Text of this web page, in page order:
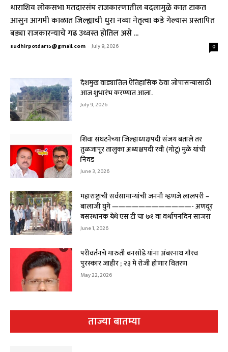
धाराशिव लोकसभा मतदारसंघ राजकारणातील बदलामुळे कात टाकत
आसुन आगमी काळात जिल्ह्याची धुरा नव्या नेतृत्वा कडे गेल्यास प्रस्तापित
बड्या राजकारन्याचे गढ उध्वस्त होतिल असे ...
sudhirpotdar15@gmail.com - July 9, 2026 0
देशमुख वाड्यातिल ऐतिहासिक ठेवा जोपासन्यासाठी
आज शुभारंभ करण्यात आला.
July 9, 2026
शिवा संघटनेच्या जिल्हाध्यक्षपदी संजय बताले तर
तुळजापूर तालुका अध्यक्षपदी रवी (गोटू) मुळे यांची
निवड
June 3, 2026
महाराष्ट्राची सर्वसामान्यांची जननी म्हणजे लालपरी –
बालाजी घुगे ————————————- अणदूर
बसस्थानक येथे एस टी चा ७१ वा वर्धापनदिन साजरा
June 1, 2026
परीवर्तनचे मारुती बनसोडे यांना अंबरनाथ गौरव
पुरस्कार जाहीर ; २३ मे रोजी होणार वितरण
May 22, 2026
ताज्या बातम्या